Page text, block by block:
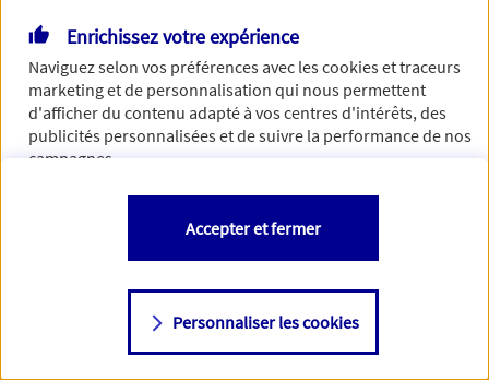
Enrichissez votre expérience
Naviguez selon vos préférences avec lescookies et traceurs
marketing et de personnalisation qui nous permettent
d'afficher du contenu adapté à vos centres d'intérêts, des
publicités personnalisées et de suivre la performance de nos
campagnes.
Vous êtes libre de les accepter, de les refuser comme de
changer d'avis à tout moment en allant sur
Consulter notre politique decookies
Personnaliser les cookies
Accepter et fermer